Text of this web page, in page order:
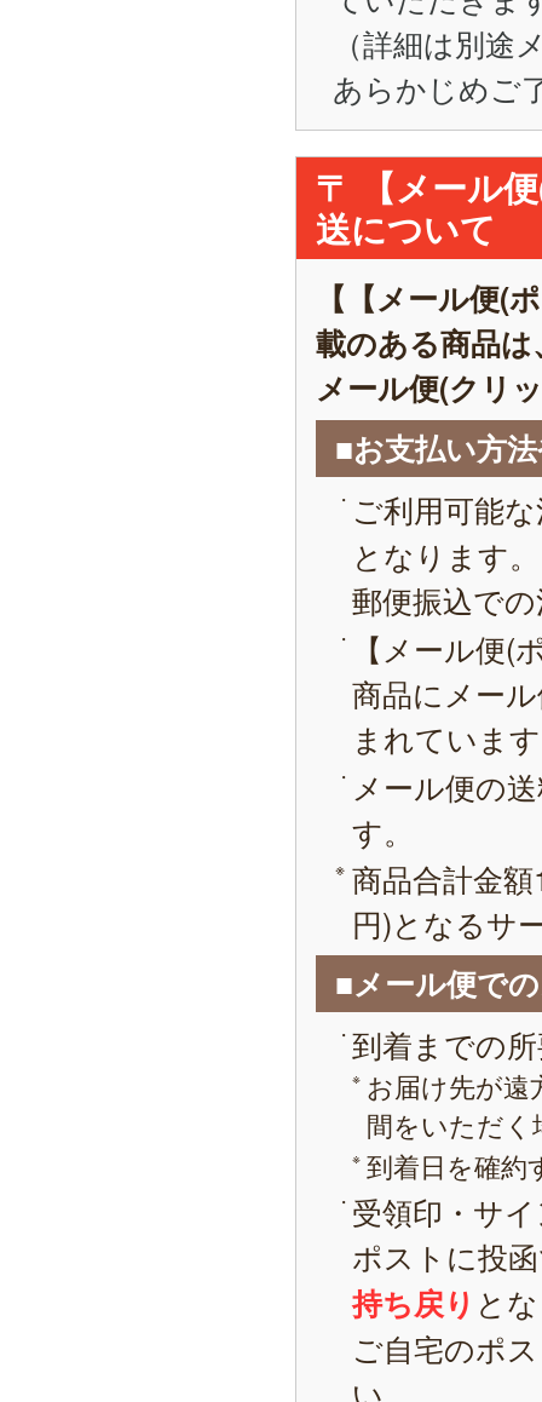
（詳細は別
あらかじめご
〒 【メール
送について
【【メール便(
載のある商品
メール便(クリ
■お支払い方
ご利用可能
となります。
郵便振込で
【メール便(
商品にメー
まれていま
メール便の
す。
商品合計金
円)となるサ
■メール便で
到着までの
お届け先が遠
間をいただ
到着日を確約
受領印・サ
ポストに投
持ち戻り と
ご自宅のポ
い。